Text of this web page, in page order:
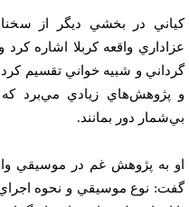
در بخشي ديگر از
واقعه كربلا اشاره كرد
و شبيه خواني تقسيم كرد
زيادي مي‌برد كه
دور بمانند.
به پژوهش غم در موسيقي
نوع موسيقي و نحوه اجراي